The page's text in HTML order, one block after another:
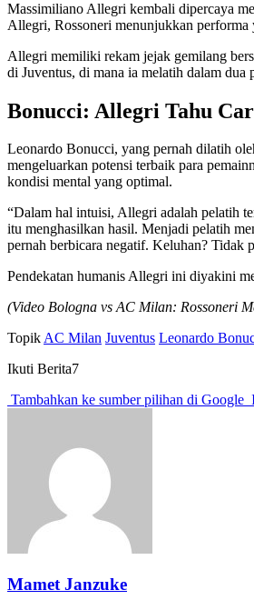
Massimiliano Allegri kembali dipercaya
Allegri, Rossoneri menunjukkan performa
Allegri memiliki rekam jejak gemilang
di Juventus, di mana ia melatih dalam
Bonucci: Allegri Tahu
Leonardo Bonucci, yang pernah dilatih
mengeluarkan potensi terbaik para
kondisi mental yang optimal.
“Dalam hal intuisi, Allegri adalah pelatih
itu menghasilkan hasil. Menjadi pelatih
pernah berbicara negatif. Keluhan? Tidak
Pendekatan humanis Allegri ini diyakini
(Video Bologna vs AC Milan: Rossoneri
TopikAC Milan Juventus Leonardo
Ikuti Berita7
Tambahkan ke sumber pilihan di Google
Mamet Janzuke